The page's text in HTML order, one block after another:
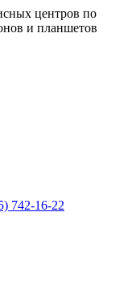
центров по
и планшетов
742-16-22